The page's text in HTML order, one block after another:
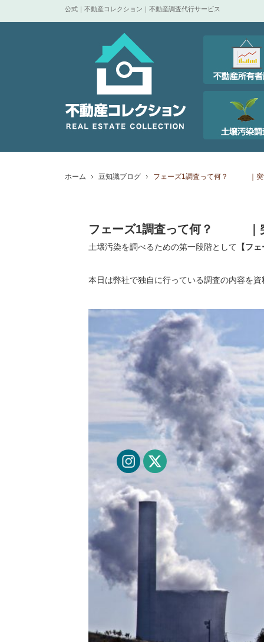
公式｜不動産コレクション｜不動産調査代行サービス
ホーム 豆知識ブログ フェーズ1調査って何？ ｜突
フェーズ1調査って何？ ｜
土壌汚染を調べるための第一段階として 【フ
本日は弊社で独自に行っている調査の内容を